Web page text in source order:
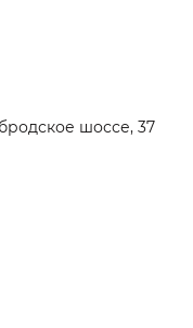
шоссе, 37